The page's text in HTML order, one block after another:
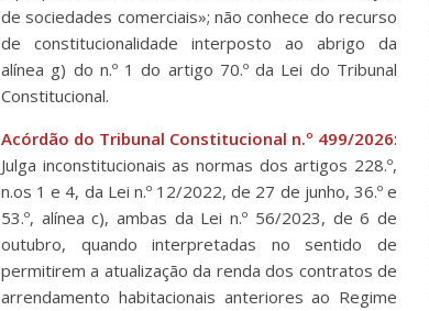
de sociedades comerciais»; não conhece do recurso
de constitucionalidade interposto ao abrigo da
alínea g) do n.º 1 do artigo 70.º da Lei do Tribunal
Constitucional.
Acórdão do Tribunal Constitucional n.º 499/2026:
Julga inconstitucionais as normas dos artigos 228.º,
n.os 1 e 4, da Lei n.º 12/2022, de 27 de junho, 36.º e
53.º, alínea c), ambas da Lei n.º 56/2023, de 6 de
outubro, quando interpretadas no sentido de
permitirem a atualização da renda dos contratos de
arrendamento habitacionais anteriores ao Regime